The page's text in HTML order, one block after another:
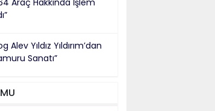
Alev Yıldız Yıldırım’dan
Sanatı”